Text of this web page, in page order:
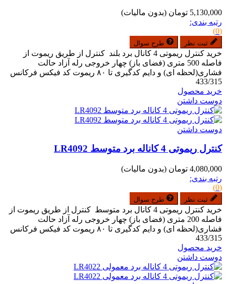
5,130,000 تومان
(بدون مالیات)
رتبه بندی:
(0)
ثبت نظر طرح سوال
خرید کنترل ریموتی 4 کانال برد بلند کنترل از طریق ریموت از
فاصله 500 متری (فضای باز) چهار خروجی رله آزاد حالت
فشاری(لحظه ای) و دایم کدگیری تا ۸۰ ریموت کد فیکس فرکانس
433/315
خرید محصول
دوست داشتن
دوست داشتن
کنترل ریموتی 4 کاناله برد متوسط LR4092
4,080,000 تومان
(بدون مالیات)
رتبه بندی:
(0)
ثبت نظر طرح سوال
خرید کنترل ریموتی 4 کانال برد متوسط کنترل از طریق ریموت از
فاصله 200 متری (فضای باز) چهار خروجی رله آزاد حالت
فشاری(لحظه ای) و دایم کدگیری تا ۸۰ ریموت کد فیکس فرکانس
433/315
خرید محصول
دوست داشتن